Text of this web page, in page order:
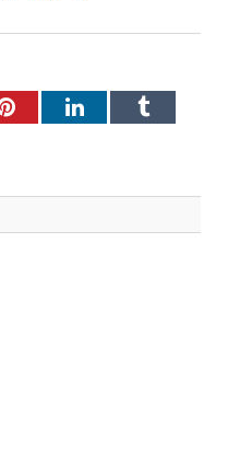
PinterestLinkedInTumblr